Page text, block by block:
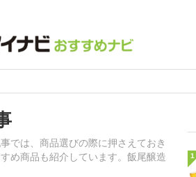
では、商品選びの際に押さえておき
め商品も紹介しています。飯尾醸造
1